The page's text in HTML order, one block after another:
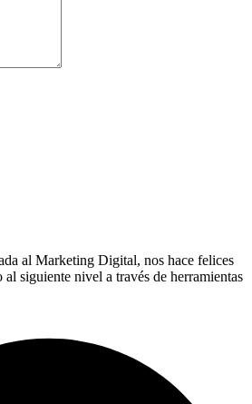
al Marketing Digital, nos hace felices
siguiente nivel a través de herramientas